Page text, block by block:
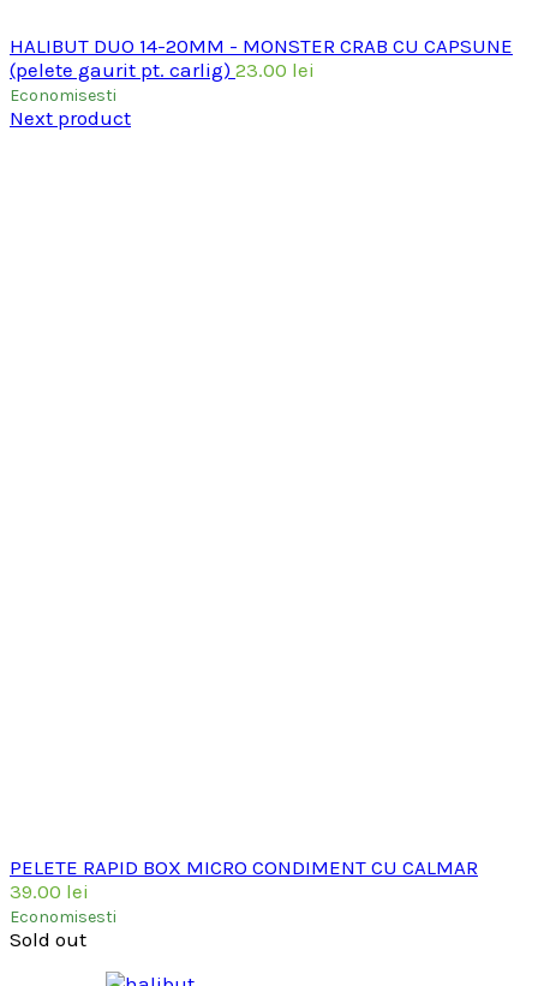
HALIBUT DUO 14-20MM - MONSTER CRAB CU CAPSUNE
(pelete gaurit pt. carlig) 23.00 lei
Economisesti
Next product
PELETE RAPID BOX MICRO CONDIMENT CU CALMAR
39.00 lei
Economisesti
Sold out